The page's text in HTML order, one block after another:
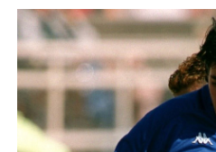
Tecnici
SGS
Paralimpico
Serie
Women